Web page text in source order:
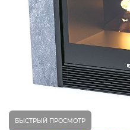
БЫСТРЫЙ ПРОСМОТР